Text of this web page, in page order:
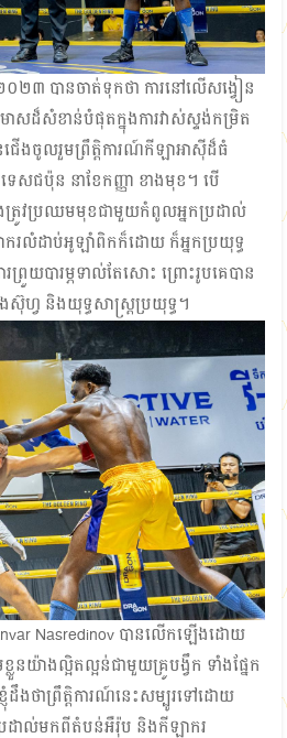
២០២៣ បានចាត់ទុកថា ការនៅលើសង្វៀន
សដ៏សំខាន់បំផុតក្នុងការវាស់ស្ទង់កម្រិត
ើងចូលរួមព្រឹត្តិការណ៍កីឡាអាស៊ីដ៏ធំ
េសជប៉ុន នាខែកញ្ញា ខាងមុខ។ បើ
ត្រូវប្រឈមមុខជាមួយកំពូលអ្នកប្រដាល់
រលំដាប់អូឡាំពិកក៏ដោយ ក៏អ្នកប្រយុទ្ធ
ព្រួយបារម្ភទាល់តែសោះ ព្រោះរូបគេបាន
ស៊ុហ្វ និងយុទ្ធសាស្ត្រប្រយុទ្ធ។
Nasredinov បានលើកឡើងដោយ
លួនយ៉ាងល្អិតល្អន់ជាមួយគ្រូបង្វឹក ទាំងផ្នែក
ដឹងថាព្រឹត្តិការណ៍នេះសម្បូរទៅដោយ
រដាល់មកពីតំបន់អឺរ៉ុប និងកីឡាករ